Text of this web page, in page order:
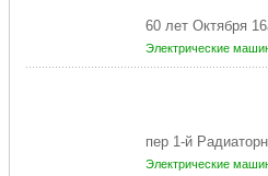
60 лет Октября
Электрические
пер 1-й
Электрические